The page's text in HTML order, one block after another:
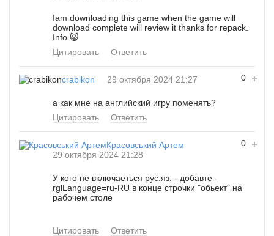
Iam downloading this game when the game will
download complete will review it thanks for repack.
Info 😺
Цитировать
Ответить
0
crabikon 29 октября 2024 21:27
а как мне на английский игру поменять?
Цитировать
Ответить
0
Красовський Артем
29 октября 2024 21:28
У кого не включаеться рус.яз. - добавте -
rglLanguage=ru-RU в конце строчки "обьект" на
рабочем столе
Цитировать Ответить